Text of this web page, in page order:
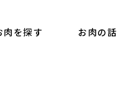
肉を探す お肉の話